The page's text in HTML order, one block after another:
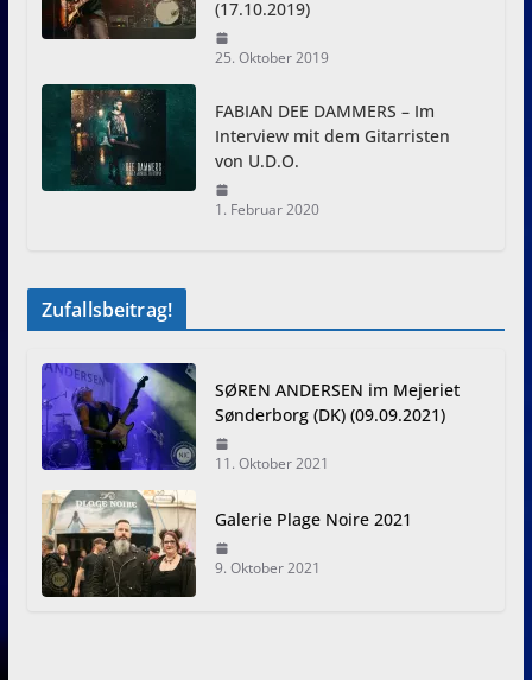
(17.10.2019)
25. Oktober 2019
FABIAN DEE DAMMERS – Im
Interview mit dem Gitarristen
von U.D.O.
1. Februar 2020
Zufallsbeitrag!
SØREN ANDERSEN im Mejeriet
Sønderborg (DK) (09.09.2021)
11. Oktober 2021
Galerie Plage Noire 2021
9. Oktober 2021